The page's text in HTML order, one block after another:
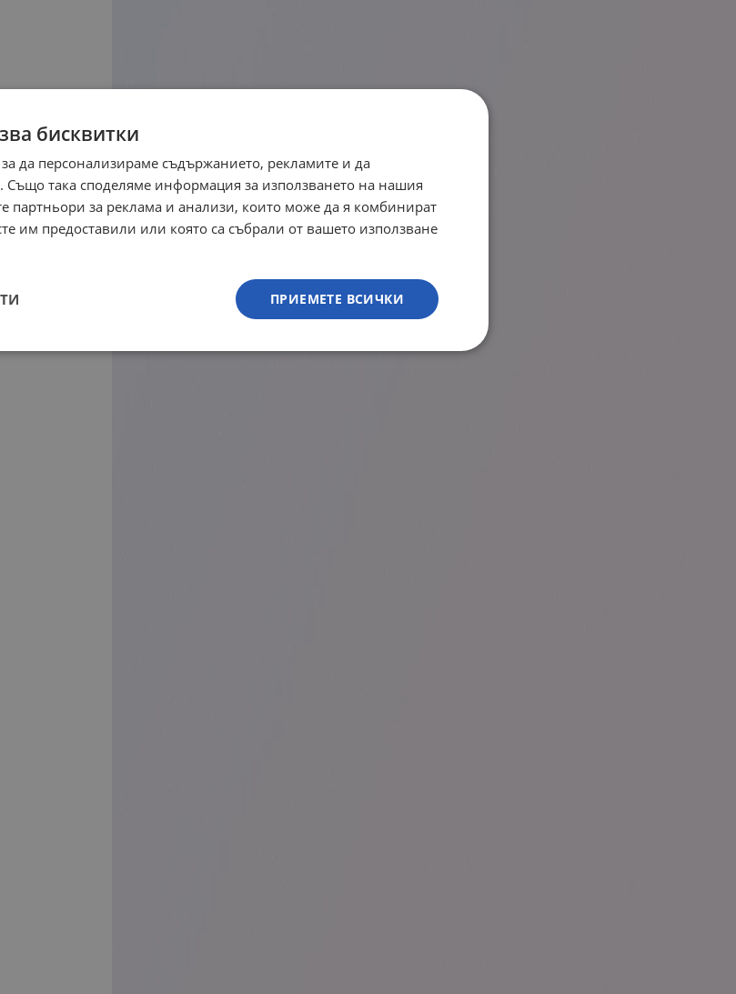
бисквитки
да персонализираме съдържанието, рекламите и да
така споделяме информация за използването на нашия
партньори за реклама и анализи, които може да я комбинират
им предоставили или която са събрали от вашето използване
ПРИЕМЕТЕ ВСИЧКИ